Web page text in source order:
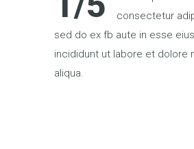
consectetur
sed do ex fb aute in esse
incididunt ut labore et dolore
aliqua.